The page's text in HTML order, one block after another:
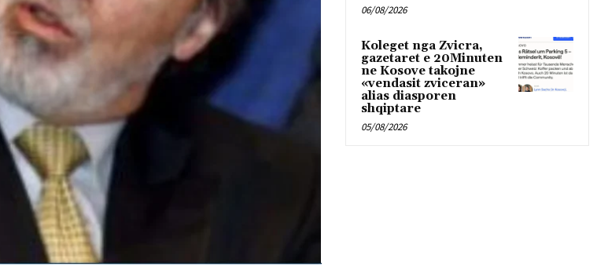
06/08/2026
Koleget nga Zvicra,
gazetaret e 20Minuten
ne Kosove takojne
«vendasit zviceran»
alias diasporen
shqiptare
05/08/2026